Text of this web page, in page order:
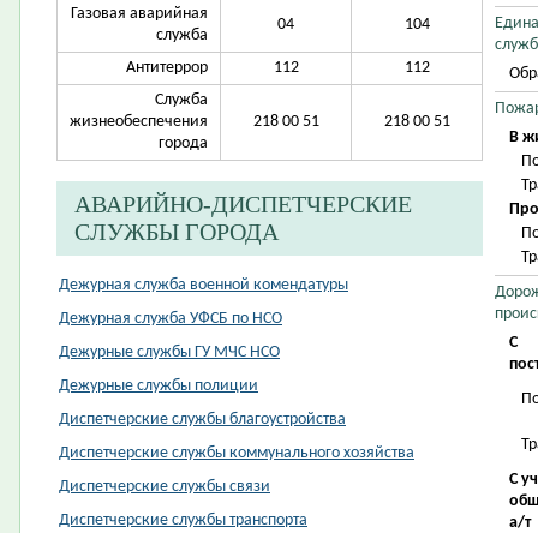
Газовая аварийная
служба
04 104
Антитеррор 112
112
Служба
жизнеобеспечения
города
218 00 51 218 00 51
АВАРИЙНО-ДИСПЕТЧЕРСКИЕ
СЛУЖБЫ ГОРОДА
Дежурная служба военной комендатуры
Дежурная служба УФСБ по НСО
Дежурные службы ГУ МЧС НСО
Дежурные службы полиции
Диспетчерские службы благоустройства
Диспетчерские службы коммунального хозяйства
Диспетчерские службы связи
Диспетчерские службы транспорта
В
С
С
а/т